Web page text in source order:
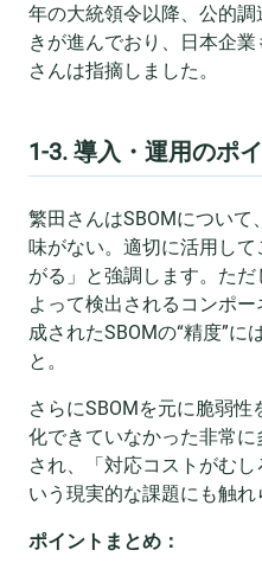
年の大統領令以降、公的
きが進んでおり、日本企
さんは指摘しました。
1-3. 導入・運用のポ
繁田さんはSBOMについ
味がない。適切に活用し
がる」と強調します。た
よって検出されるコンポ
成されたSBOMの“精度”に
と。
さらにSBOMを元に脆弱
化できていなかった非常
され、「対応コストがむ
いう現実的な課題にも触れ
ポイントまとめ：